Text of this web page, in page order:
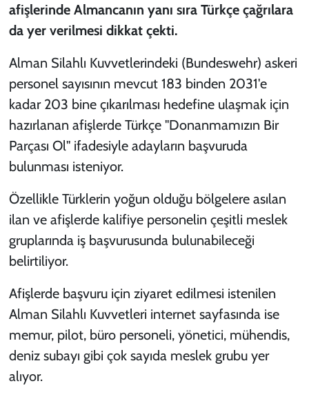
afişlerinde Almancanın yanı sıra Türkçe çağrılara
da yer verilmesi dikkat çekti.
Alman Silahlı Kuvvetlerindeki (Bundeswehr) askeri
personel sayısının mevcut 183 binden 2031'e
kadar 203 bine çıkarılması hedefine ulaşmak için
hazırlanan afişlerde Türkçe "Donanmamızın Bir
Parçası Ol" ifadesiyle adayların başvuruda
bulunması isteniyor.
Özellikle Türklerin yoğun olduğu bölgelere asılan
ilan ve afişlerde kalifiye personelin çeşitli meslek
gruplarında iş başvurusunda bulunabileceği
belirtiliyor.
Afişlerde başvuru için ziyaret edilmesi istenilen
Alman Silahlı Kuvvetleri internet sayfasında ise
memur, pilot, büro personeli, yönetici, mühendis,
deniz subayı gibi çok sayıda meslek grubu yer
alıyor.